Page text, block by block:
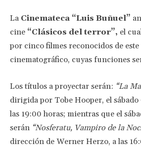
La Cinemateca “Luis Buñuel”
cine “Clásicos del terror”, el
por cinco filmes reconocidos de
cinematográfico, cuyas funciones
Los títulos a proyectar serán: “La
dirigida por Tobe Hooper, el
las 19:00 horas; mientras que el
serán “Nosferatu, Vampiro de la
dirección de Werner Herzo, a las